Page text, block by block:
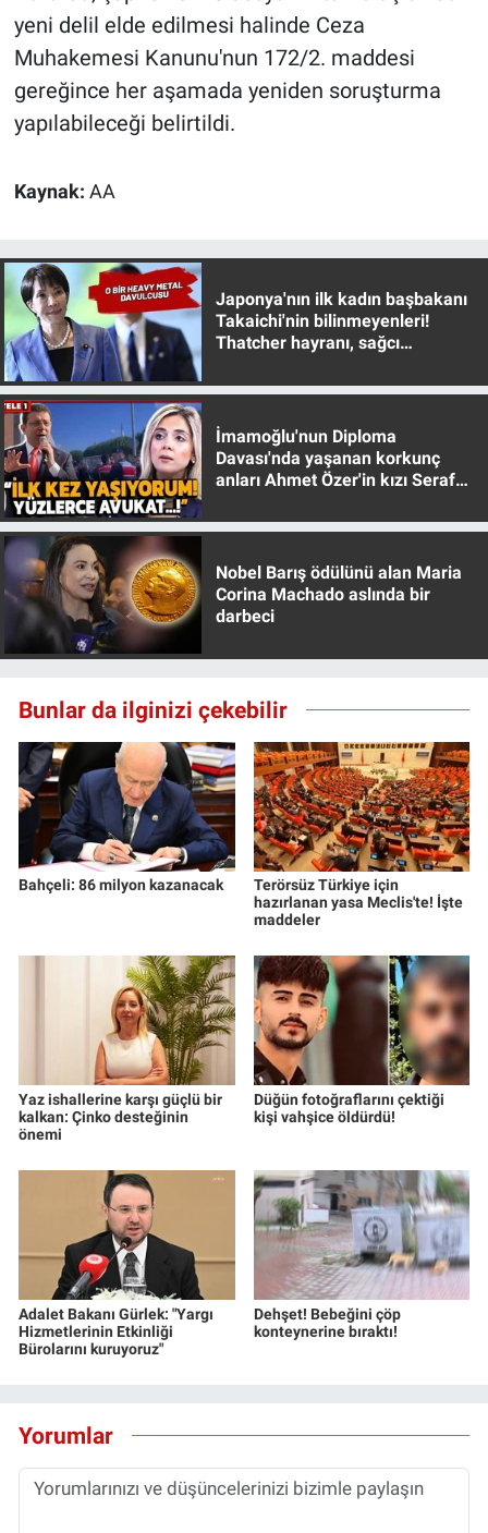
yeni delil elde edilmesi halinde Ceza
Muhakemesi Kanunu'nun 172/2. maddesi
gereğince her aşamada yeniden soruşturma
yapılabileceği belirtildi.
Kaynak: AA
Japonya'nın ilk kadın başbakanı
Takaichi'nin bilinmeyenleri!
Thatcher hayranı, sağcı
İmamoğlu'nun Diploma
Davası'nda yaşanan korkunç
anları Ahmet Özer'in kızı Seraf
Nobel Barış ödülünü alan Maria
Corina Machado aslında bir
darbeci
Bunlar da ilginizi çekebilir
Bahçeli: 86 milyon kazanacak
Terörsüz Türkiye için
hazırlanan yasa Meclis'te! İşte
maddeler
Yaz ishallerine karşı güçlü bir
kalkan: Çinko desteğinin
önemi
Düğün fotoğraflarını çektiği
kişi vahşice öldürdü!
Adalet Bakanı Gürlek: "Yargı
Hizmetlerinin Etkinliği
Bürolarını kuruyoruz"
Dehşet! Bebeğini çöp
konteynerine bıraktı!
Yorumlar